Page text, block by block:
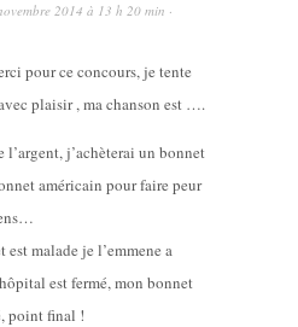
2014 à 13 h 20 min ·
pour ce concours, je tente
plaisir , ma chanson est ….
l’argent, j’achèterai un bonnet
américain pour faire peur
malade je l’emmene a
est fermé, mon bonnet
point final !